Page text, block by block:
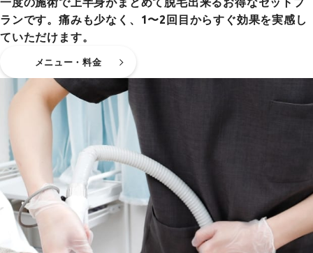
ランです。痛みも少なく、1〜2回目からすぐ効果を実感し
ていただけます。
メニュー・料金